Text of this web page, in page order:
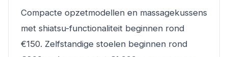
Compacte opzetmodellen en massagekussens
met shiatsu-functionaliteit beginnen rond
€150. Zelfstandige stoelen beginnen rond